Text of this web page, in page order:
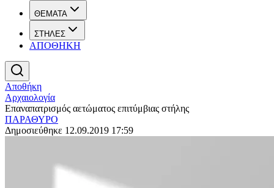
ΘΕΜΑΤΑ
ΣΤΗΛΕΣ
ΑΠΟΘΗΚΗ
Αποθήκη
Αρχαιολογία
Επαναπατρισμός αετώματος επιτύμβιας στήλης
ΠΑΡΑΘΥΡΟ
Δημοσιεύθηκε 12.09.2019 17:59